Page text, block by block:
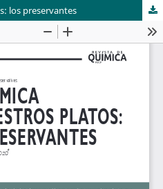
los preservantes